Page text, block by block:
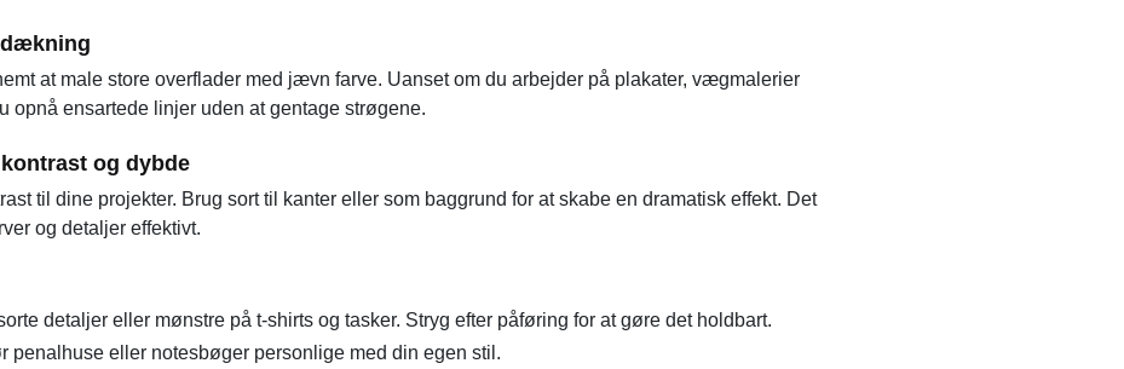
at male store overflader med jævn farve. Uanset om du arbejder på plakater, vægmalerier
opnå ensartede linjer uden at gentage strøgene.
og dybde
til dine projekter. Brug sort til kanter eller som baggrund for at skabe en dramatisk effekt. Det
og detaljer effektivt.
detaljer eller mønstre på t-shirts og tasker. Stryg efter påføring for at gøre det holdbart.
penalhuse eller notesbøger personlige med din egen stil.